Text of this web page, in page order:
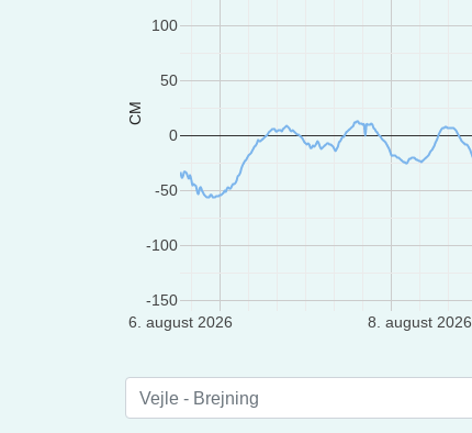
6. august 2026 8. august 2026
-150
-100
-50
0
50
100
CM
Vejle - Brejning